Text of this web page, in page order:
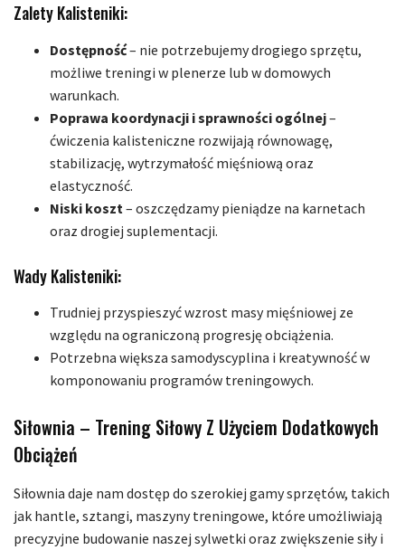
Zalety Kalisteniki:
Dostępność– nie potrzebujemy drogiego sprzętu,
możliwe treningi w plenerze lub w domowych
warunkach.
Poprawa koordynacji i sprawności ogólnej–
ćwiczenia kalisteniczne rozwijają równowagę,
stabilizację, wytrzymałość mięśniową oraz
elastyczność.
Niski koszt – oszczędzamy pieniądze na karnetach
oraz drogiej suplementacji.
Wady Kalisteniki:
Trudniej przyspieszyć wzrost masy mięśniowej ze
względu na ograniczoną progresję obciążenia.
Potrzebna większa samodyscyplina i kreatywność w
komponowaniu programów treningowych.
Siłownia – Trening Siłowy Z Użyciem Dodatkowych
Obciążeń
Siłownia daje nam dostęp do szerokiej gamy sprzętów, takich
jak hantle, sztangi, maszyny treningowe, które umożliwiają
precyzyjne budowanie naszej sylwetki oraz zwiększenie siły i